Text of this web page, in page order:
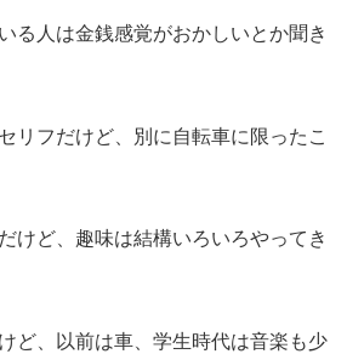
る人は金銭感覚がおかしいとか聞き
リフだけど、別に自転車に限ったこ
けど、趣味は結構いろいろやってき
ど、以前は車、学生時代は音楽も少